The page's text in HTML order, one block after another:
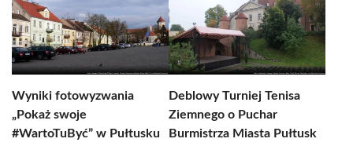
Wyniki fotowyzwania
„Pokaż swoje
#WartoTuByć” w Pułtusku
Deblowy Turniej Tenisa
Ziemnego o Puchar
Burmistrza Miasta Pułtusk